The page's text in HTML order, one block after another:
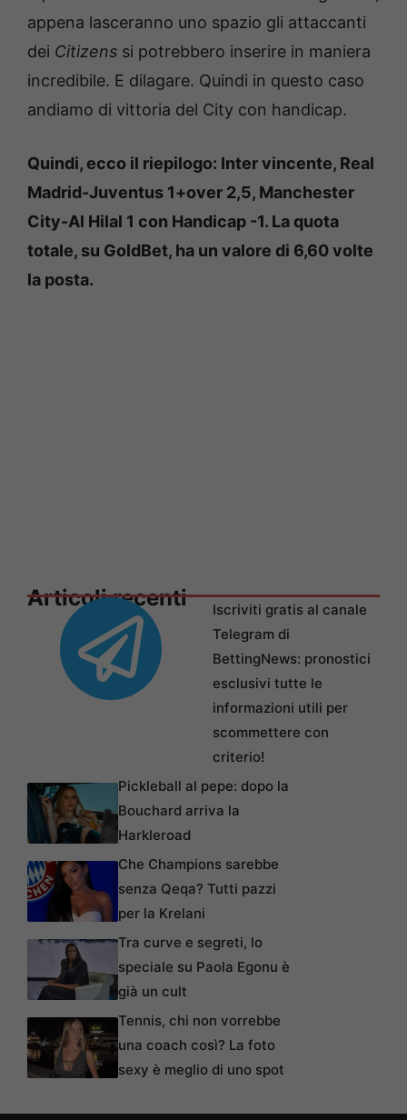
appena lasceranno uno spazio gli attaccanti
dei Citizens si potrebbero inserire in maniera
incredibile. E dilagare. Quindi in questo caso
andiamo di vittoria del City con handicap.
Quindi, ecco il riepilogo: Inter vincente, Real
Madrid-Juventus 1+over 2,5, Manchester
City-Al Hilal 1 con Handicap -1. La quota
totale, su GoldBet, ha un valore di 6,60 volte
la posta.
Articoli recenti
Iscriviti gratis al canale
Telegram di
BettingNews: pronostici
esclusivi tutte le
informazioni utili per
scommettere con
criterio!
Pickleball al pepe: dopo la
Bouchard arriva la
Harkleroad
Che Champions sarebbe
senza Qeqa? Tutti pazzi
per la Krelani
Tra curve e segreti, lo
speciale su Paola Egonu è
già un cult
Tennis, chi non vorrebbe
una coach così? La foto
sexy è meglio di uno spot